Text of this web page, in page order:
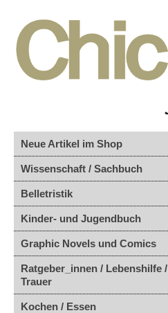
Neue Artikel im Shop
Wissenschaft / Sachbuch
Belletristik
Kinder- und Jugendbuch
Graphic Novels und Comics
Ratgeber_innen / Lebenshilfe /
Trauer
Kochen / Essen